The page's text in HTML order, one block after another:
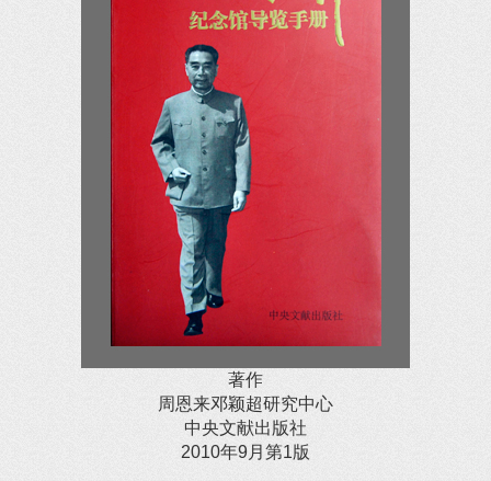
著作
周恩来邓颖超研究中心
中央文献出版社
2010年9月第1版